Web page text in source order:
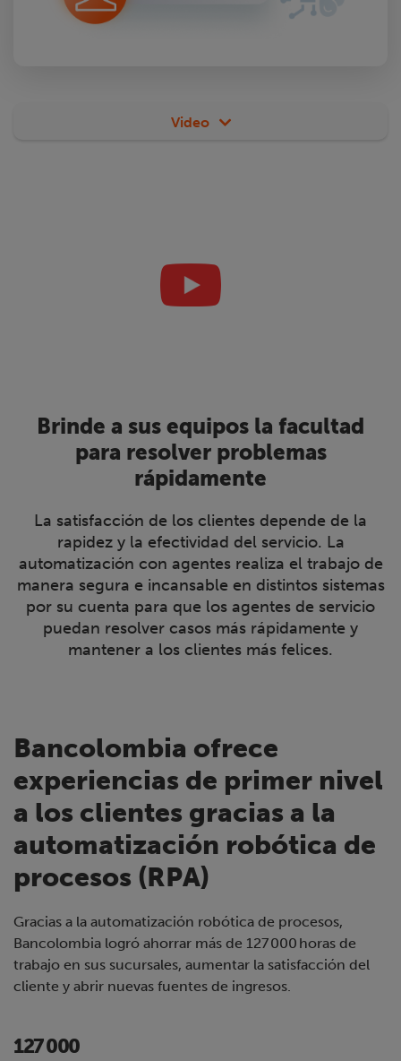
Video
Brinde a sus equipos la facultad
para resolver problemas
rápidamente
La satisfacción de los clientes depende de la
rapidez y la efectividad del servicio. La
automatización con agentes realiza el trabajo de
manera segura e incansable en distintos sistemas
por su cuenta para que los agentes de servicio
puedan resolver casos más rápidamente y
mantener a los clientes más felices.
Bancolombia ofrece
experiencias de primer nivel
a los clientes gracias a la
automatización robótica de
procesos (RPA)
Gracias a la automatización robótica de procesos,
Bancolombia logró ahorrar más de 127 000 horas de
trabajo en sus sucursales, aumentar la satisfacción del
cliente y abrir nuevas fuentes de ingresos.
127 000